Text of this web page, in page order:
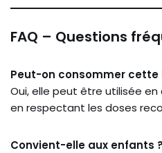
FAQ – Questions
Peut-on consommer cette
Oui, elle peut être utilisée
en respectant les doses
Convient-elle aux enfants ?